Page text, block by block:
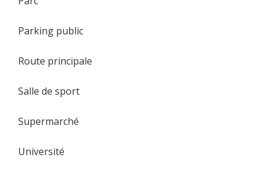
Parking public
Route principale
Salle de sport
Supermarché
Université